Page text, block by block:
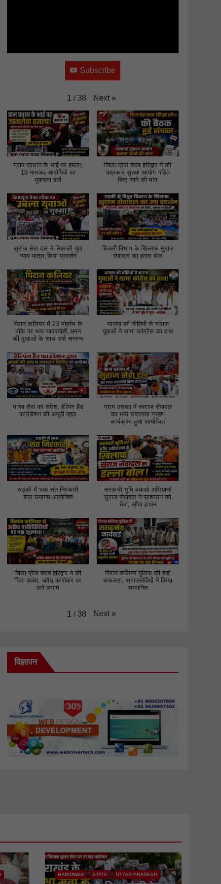
Subscribe
1 / 38 Next »
ग्राम प्रधान के भाई पर हमला,
18 नामजद आरोपियों पर
मुकदमा दर्ज
जिला प्रेस क्लब हरिद्वार ने की
पत्रकार सुरक्षा आयोग गठित
किए जाने की मांग
सुराज सेवा दल ने निकाली युवा
न्याय यात्रा,किया प्रदर्शन
बिजली विभाग के खिलाफ सुराज
सेवादल का हल्ला बोल
पिरान कलियर में 23 मोहर्रम के
मौके पर भव्य चादरपोशी,अमन
की दुआओं के साथ उर्स सम्पन्न
भाजपा की नीतियों से नाराज
युवाओं ने थामा कांग्रेस का हाथ
मानव सेवा का संदेश, हेल्पिंग हैंड
फाउंडेशन की अनूठी पहल
ग्राम ठसका में स्वराज सेवादल
का भव्य सदस्यता ग्रहण
कार्यक्रम हुआ आयोजित
रुड़की में भव्य संत निरंकारी
बाल समागम आयोजित
सरकारी भूमि बचाओ अभियान!
सुराज सेवादल ने प्रशासन को
घेरा, सौंपा ज्ञापन
जिला प्रेस क्लब हरिद्वार ने की
चिंता व्यक्त, अवैध कारोबार पर
लगे लगाम
पिरान कलियर पुलिस की बड़ी
सफलता, समाजसेवियों ने किया
सम्मानित
1 / 38 Next »
विज्ञापन
HARIDWAR STATE UTTAR PRADESH